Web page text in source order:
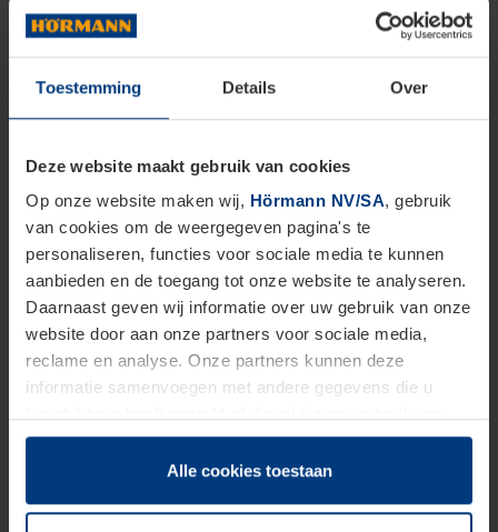
Toestemming Details Over
Deze website maakt gebruik van cookies
Op onze website maken wij, Hörmann NV/SA, gebruik
van cookies om de weergegeven pagina's te
personaliseren, functies voor sociale media te kunnen
aanbieden en de toegang tot onze website te analyseren.
Daarnaast geven wij informatie over uw gebruik van onze
website door aan onze partners voor sociale media,
reclame en analyse. Onze partners kunnen deze
informatie samenvoegen met andere gegevens die u
hun diensten hebben verzameld.
Juridisch hebben wij het recht om cookies op uw
van deze pagina's absoluut vereist is. Voor alle andere
Alle cookies toestaan